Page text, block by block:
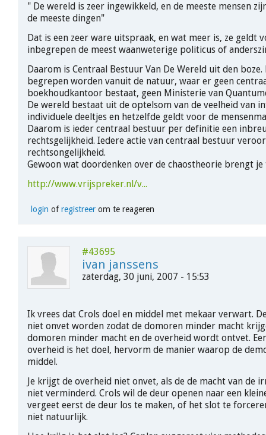
" De wereld is zeer ingewikkeld, en de meeste mensen
de meeste dingen"
Dat is een zeer ware uitspraak, en wat meer is, ze geldt
inbegrepen de meest waanweterige politicus of
Daarom is Centraal Bestuur Van De Wereld uit den boze.
begrepen worden vanuit de natuur, waar er geen
boekhoudkantoor bestaat, geen Ministerie van
De wereld bestaat uit de optelsom van de veelheid van
individuele deeltjes en hetzelfde geldt voor de
Daarom is ieder centraal bestuur per definitie een
rechtsgelijkheid. Iedere actie van centraal bestuur
rechtsongelijkheid.
Gewoon wat doordenken over de chaostheorie brengt
http://www.vrijspreker.nl/v...
login ofregistreerom te reageren
#43695
ivan janssens
zaterdag, 30 juni, 2007 - 15:53
Ik vrees dat Crols doel en middel met mekaar verwart.
niet onvet worden zodat de domoren minder macht
domoren minder macht en de overheid wordt ontvet.
overheid is het doel, hervorm de manier waarop de
middel.
Je krijgt de overheid niet onvet, als de de macht van de
niet verminderd. Crols wil de deur openen naar een
vergeet eerst de deur los te maken, of het slot te
niet natuurlijk.